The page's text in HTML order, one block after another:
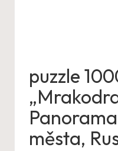
puzzle
města,